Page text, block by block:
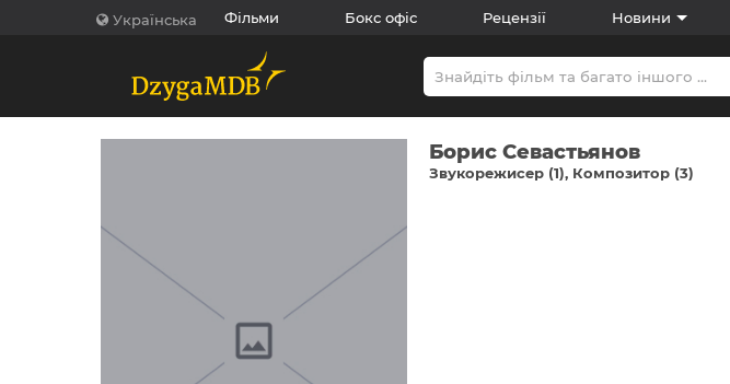
Українська Фільми Бокс офіс Рецензії Новини
Борис Севастьянов
Звукорежисер (1) Композитор (3)